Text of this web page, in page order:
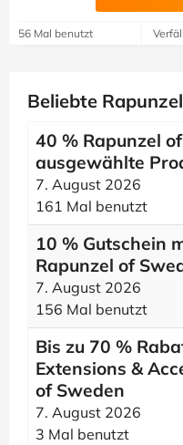
56 Mal benutzt
Beliebte
40 % Rapunzel
ausgewählte
7. August 2026
161 Mal benutzt
10 % Gutschein
Rapunzel of
7. August 2026
156 Mal benutzt
Bis zu 70 %
Extensions &
of Sweden
7. August 2026
3 Mal benutzt